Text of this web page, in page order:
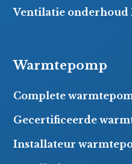
Ventilatie onderhoud
Warmtepomp
Complete
Gecertificeerde
Installateur